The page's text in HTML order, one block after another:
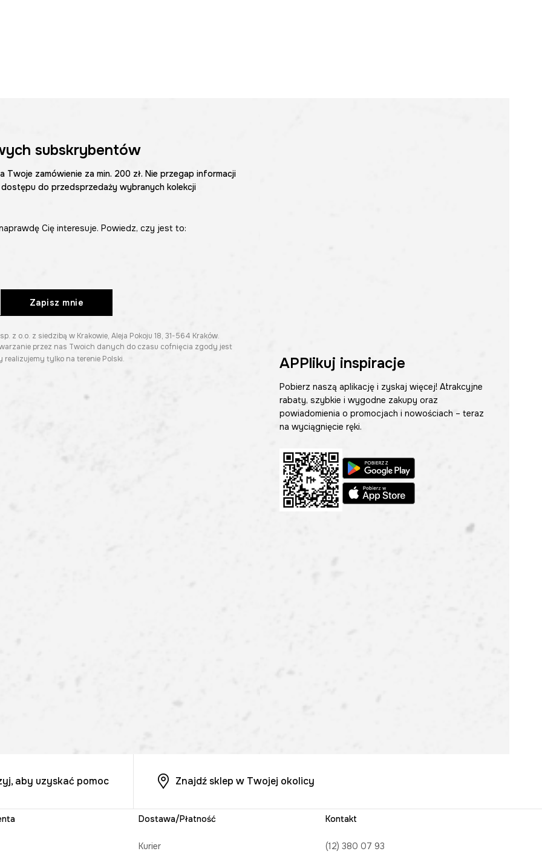
subskrybentów
zamówienie za min. 200 zł. Nie przegap informacji
do przedsprzedaży wybranych kolekcji
Cię interesuje. Powiedz, czy jest to:
Zapisz mnie
o.o. z siedzibą w Krakowie, Aleja Pokoju 18, 31-564 Kraków.
przez nas Twoich danych do czasu cofnięcia zgody jest
realizujemy tylko na terenie Polski. APPlikuj inspiracje
Pobierz naszą aplikację i zyskaj więcej! Atrakcyjne
rabaty, szybkie i wygodne zakupy oraz
powiadomienia o promocjach i nowościach – teraz
na wyciągnięcie ręki.
aby uzyskać pomoc Znajdź sklep w Twojej okolicy
Dostawa/Płatność
Kurier
Kontakt
(12) 380 07 93